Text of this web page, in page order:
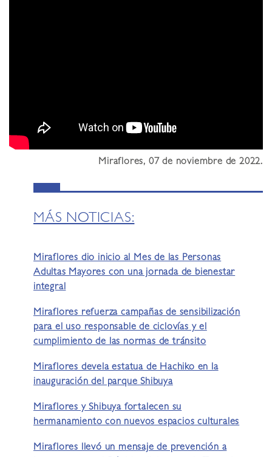
Miraflores, 07 de noviembre de 2022.
MÁS NOTICIAS:
Miraflores dio inicio al Mes de las Personas
Adultas Mayores con una jornada de bienestar
integral
Miraflores refuerza campañas de sensibilización
para el uso responsable de ciclovías y el
cumplimiento de las normas de tránsito
Miraflores devela estatua de Hachiko en la
inauguración del parque Shibuya
Miraflores y Shibuya fortalecen su
hermanamiento con nuevos espacios culturales
Miraflores llevó un mensaje de prevención a